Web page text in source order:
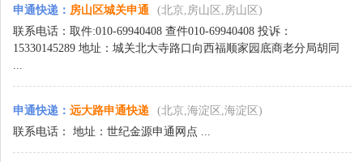
申通快递 ： 房山区城关申通
(北京,房山区,房山区)
联系电话：取件:010-69940408 查件010-69940408 投诉：
15330145289 地址：城关北大寺路口向西福顺家园底商老分局胡同
...
申通快递 ： 远大路申通快递
(北京,海淀区,海淀区)
联系电话： 地址：世纪金源申通网点 ...